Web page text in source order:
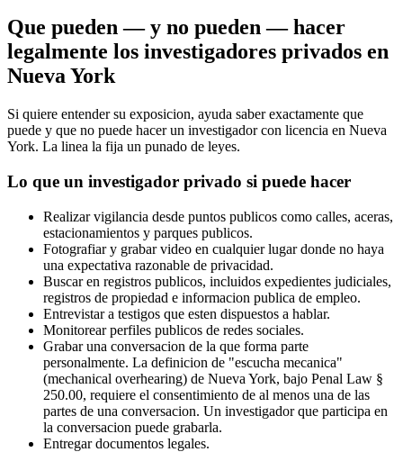
Que pueden — y no pueden — hacer
legalmente los investigadores privados en
Nueva York
Si quiere entender su exposicion, ayuda saber exactamente que
puede y que no puede hacer un investigador con licencia en Nueva
York. La linea la fija un punado de leyes.
Lo que un investigador privado si puede hacer
Realizar vigilancia desde puntos publicos como calles, aceras,
estacionamientos y parques publicos.
Fotografiar y grabar video en cualquier lugar donde no haya
una expectativa razonable de privacidad.
Buscar en registros publicos, incluidos expedientes judiciales,
registros de propiedad e informacion publica de empleo.
Entrevistar a testigos que esten dispuestos a hablar.
Monitorear perfiles publicos de redes sociales.
Grabar una conversacion de la que forma parte
personalmente. La definicion de "escucha mecanica"
(mechanical overhearing) de Nueva York, bajo Penal Law §
250.00, requiere el consentimiento de al menos una de las
partes de una conversacion. Un investigador que participa en
la conversacion puede grabarla.
Entregar documentos legales.